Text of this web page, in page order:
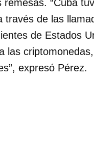
remesas.
Cuba
de las
de Estados
las
, expresó Pérez.